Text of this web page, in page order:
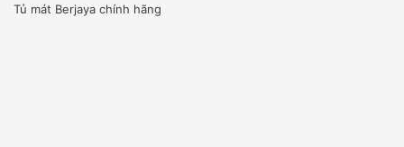
Tủ mát Berjaya chính hãng